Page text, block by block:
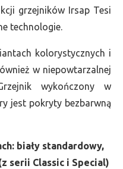
grzejników Irsap Tesi
technologie.
kolorystycznych i
w niepowtarzalnej
wykończony w
jest pokryty bezbarwną
biały standardowy,
serii Classic i Special)